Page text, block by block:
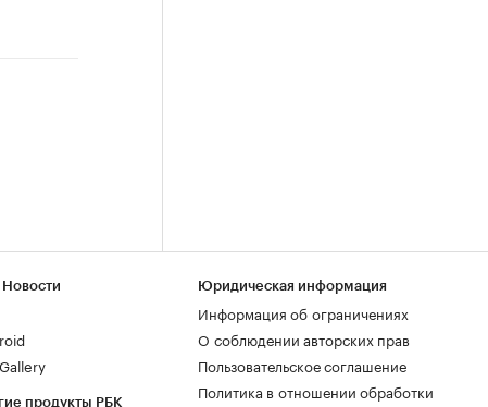
продукты РБК
Юридическая информация
Информация об ограничениях
О соблюдении авторских прав
Пользовательское соглашение
Политика в отношении обработки